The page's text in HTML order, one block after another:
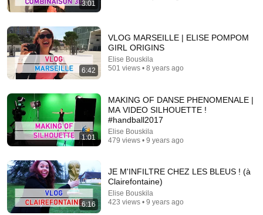
If Cops Ask "Where You Headed?" - Say THIS
(Simple Phrase)
Hampton Law • 960K views
3:01
6:42
VLOG MARSEILLE | ELISE POMPOM
GIRL ORIGINS
Elise Bouskila
501 views • 8 years ago
1:01
MAKING OF DANSE PHENOMENALE |
MA VIDEO SILHOUETTE !
#handball2017
Elise Bouskila
479 views • 9 years ago
6:16
JE M'INFILTRE CHEZ LES BLEUS ! (à
Clairefontaine)
Elise Bouskila
423 views • 9 years ago